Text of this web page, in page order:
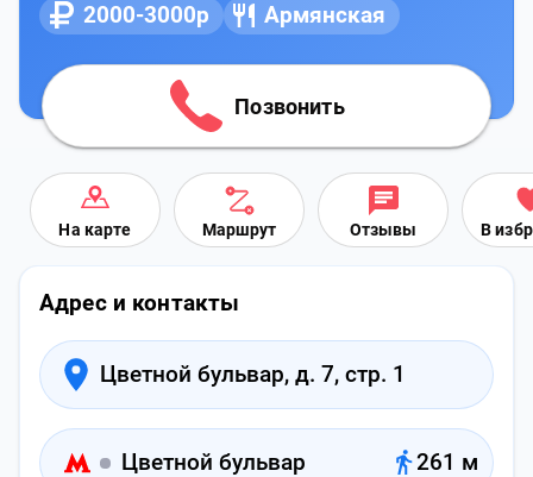
2000-3000р Армянская
Позвонить
На карте Маршрут Отзывы В
Адрес и контакты
Цветной бульвар, д. 7, стр. 1
Цветной бульвар 261 м